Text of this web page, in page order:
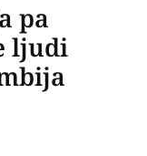
pa
ljudi